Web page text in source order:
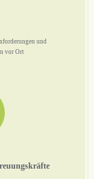
und
vor Ort